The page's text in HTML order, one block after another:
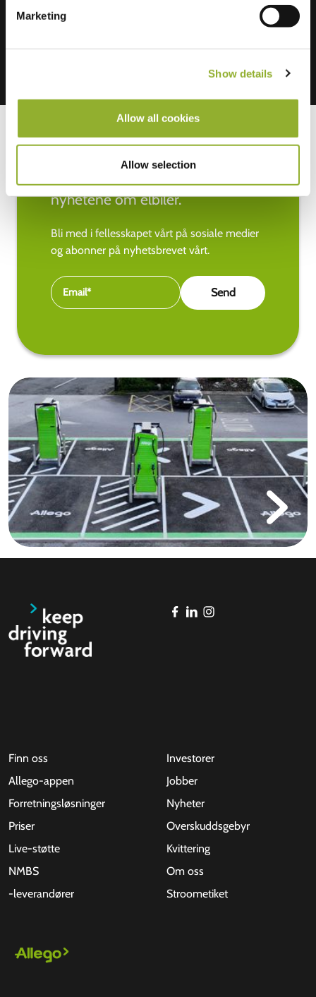
Marketing
Show details
Allow all cookies
Allow selection
Hold deg oppdatert med de siste
nyhetene om elbiler.
Bli med i fellesskapet vårt på sosiale medier
og abonner på nyhetsbrevet vårt.
Finn oss
Allego-appen
Forretningsløsninger
Priser
Live-støtte
NMBS
-leverandører
Investorer
Jobber
Nyheter
Overskuddsgebyr
Kvittering
Om oss
Stroometiket